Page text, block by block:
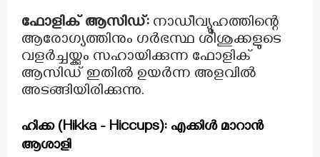
ഫോളിക് ആസിഡ്: നാഡീവ്യൂഹത്തിന്റെ
ആരോഗ്യത്തിനും ഗർഭസ്ഥ ശിശുക്കളുടെ
വളർച്ചയ്ക്കും സഹായിക്കുന്ന ഫോളിക്
ആസിഡ് ഇതിൽ ഉയർന്ന അളവിൽ
അടങ്ങിയിരിക്കുന്നു.
ഹിക്ക (Hikka - Hiccups): എക്കിൾ മാറാൻ
ആശാളി